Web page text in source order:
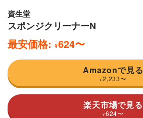
資生堂
スポンジクリーナーN
最安価格: ¥624〜
Amazonで見る
¥ 2,233〜
楽天市場で見る
¥ 624〜